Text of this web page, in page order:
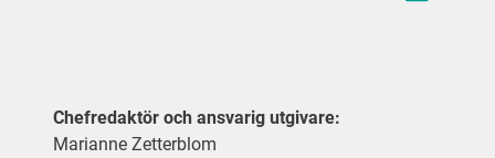
Chefredaktör och ansvarig utgivare:
Marianne Zetterblom